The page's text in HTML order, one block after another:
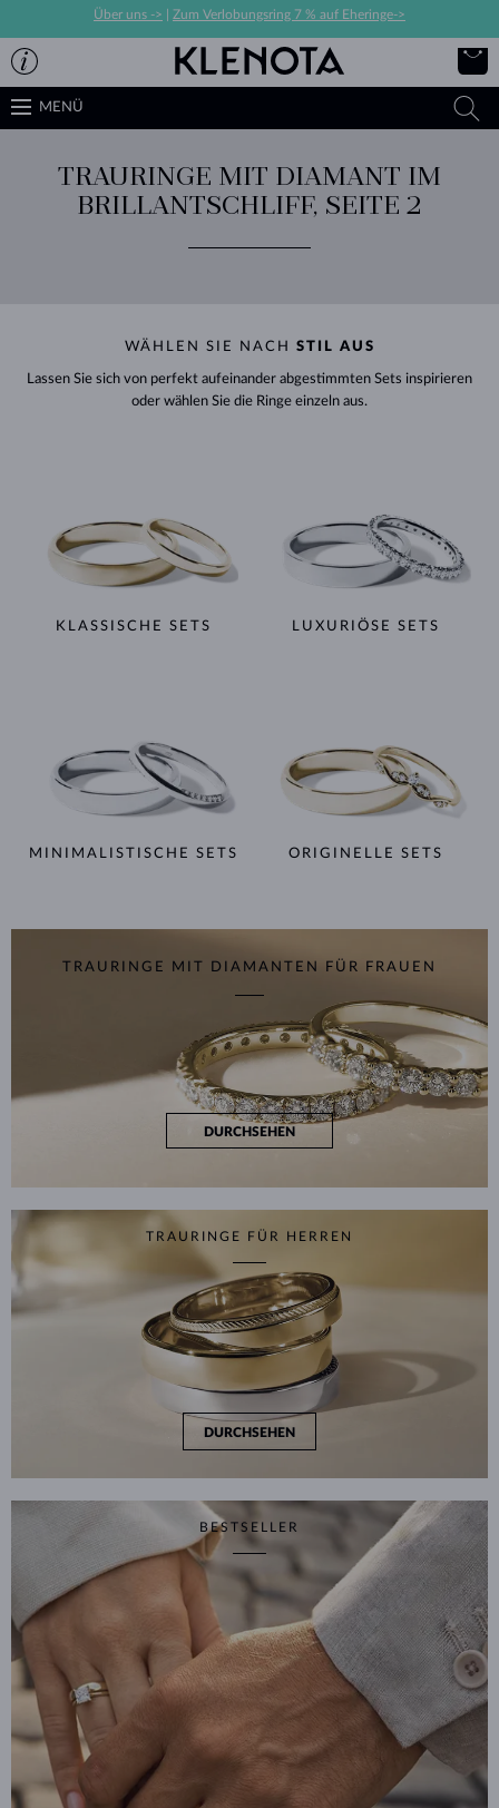
Über uns -> Zum Verlobungsring 7 % auf Eheringe->
MENÜ
TRAURINGE MIT DIAMANT IM
BRILLANTSCHLIFF, SEITE 2
WÄHLEN SIE NACH STIL AUS
Lassen Sie sich von perfekt aufeinander abgestimmten Sets inspirieren
oder wählen Sie die Ringe einzeln aus.
KLASSISCHE SETS LUXURIÖSE SETS
MINIMALISTISCHE SETS ORIGINELLE SETS
TRAURINGE MIT DIAMANTEN FÜR FRAUEN
DURCHSEHEN
TRAURINGE FÜR HERREN
DURCHSEHEN
BESTSELLER